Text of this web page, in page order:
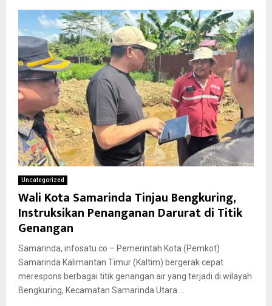
Uncategorized
Wali Kota Samarinda Tinjau Bengkuring,
Instruksikan Penanganan Darurat di Titik
Genangan
Samarinda, infosatu.co – Pemerintah Kota (Pemkot)
Samarinda Kalimantan Timur (Kaltim) bergerak cepat
merespons berbagai titik genangan air yang terjadi di wilayah
Bengkuring, Kecamatan Samarinda Utara....